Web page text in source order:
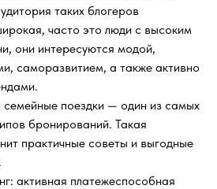
таких блогеров
часто это люди с высоким
они интересуются модой,
саморазвитием, а также активно
семейные поездки — один из самых
бронирований. Такая
практичные советы и выгодные
активная платежеспособная